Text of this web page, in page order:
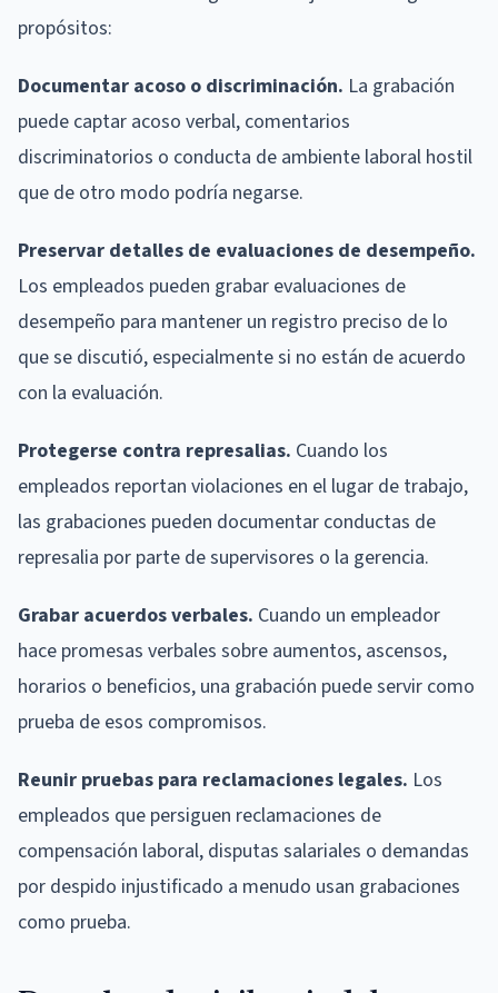
propósitos:
Documentar acoso o discriminación. La grabación
puede captar acoso verbal, comentarios
discriminatorios o conducta de ambiente laboral hostil
que de otro modo podría negarse.
Preservar detalles de evaluaciones de desempeño.
Los empleados pueden grabar evaluaciones de
desempeño para mantener un registro preciso de lo
que se discutió, especialmente si no están de acuerdo
con la evaluación.
Protegerse contra represalias. Cuando los
empleados reportan violaciones en el lugar de trabajo,
las grabaciones pueden documentar conductas de
represalia por parte de supervisores o la gerencia.
Grabar acuerdos verbales. Cuando un empleador
hace promesas verbales sobre aumentos, ascensos,
horarios o beneficios, una grabación puede servir como
prueba de esos compromisos.
Reunir pruebas para reclamaciones legales. Los
empleados que persiguen reclamaciones de
compensación laboral, disputas salariales o demandas
por despido injustificado a menudo usan grabaciones
como prueba.